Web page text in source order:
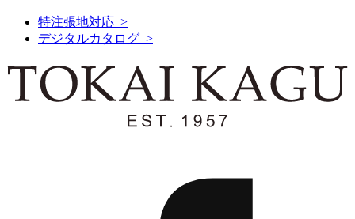
特注張地対応 >
デジタルカタログ >